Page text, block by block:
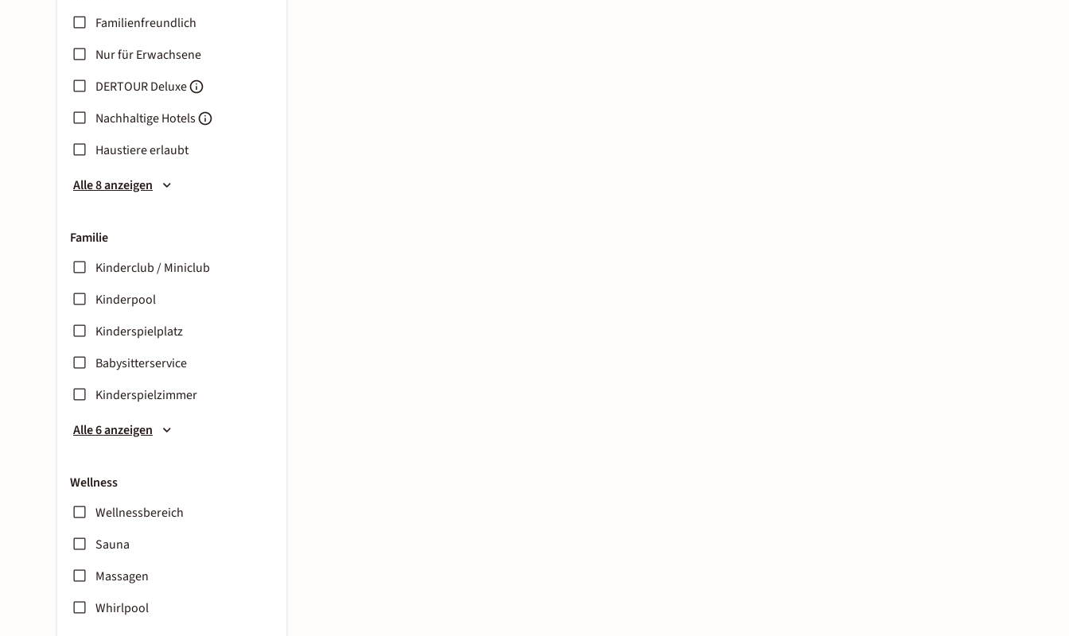
Familienfreundlich
Nur für Erwachsene
DERTOUR Deluxe
Nachhaltige Hotels
Haustiere erlaubt
Alle 8 anzeigen
Familie
Kinderclub / Miniclub
Kinderpool
Kinderspielplatz
Babysitterservice
Kinderspielzimmer
Alle 6 anzeigen
Wellness
Wellnessbereich
Sauna
Massagen
Whirlpool